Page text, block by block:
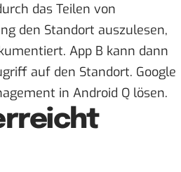
das Teilen von
den Standort auszulesen,
App B kann dann
auf den Standort. Google
in Android Q lösen.